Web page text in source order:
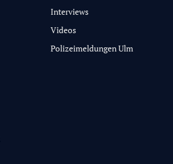
Interviews
Videos
Polizeimeldungen Ulm